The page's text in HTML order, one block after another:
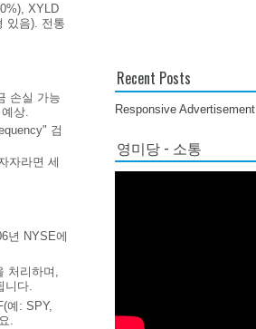
XYLD
있음). 전통
손실 가능
상.
검
자라면 세
년 NYSE에
처리하며,
다.
예: SPY,
.
Recent Posts
Responsive Advertisement
영미당 - 소통